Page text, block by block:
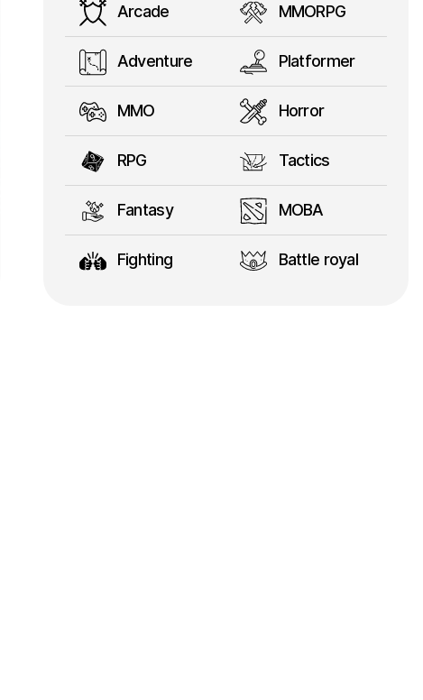
Arcade
Adventure
MMO
RPG
Fantasy
Fighting
MMORPG
Platformer
Horror
Tactics
MOBA
Battle royal